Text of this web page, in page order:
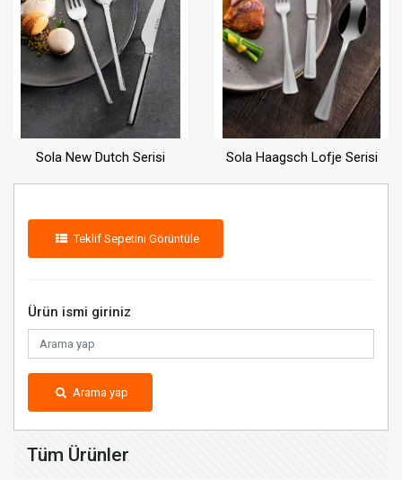
Tüm Ürünler
Sola New Dutch Serisi Sola Haagsch Lofje Serisi
Teklif Sepetini Görüntüle
Ürün ismi giriniz
Arama yap